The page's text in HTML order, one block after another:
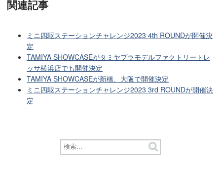
関連記事
ミニ四駆ステーションチャレンジ2023 4th ROUNDが開催決
定
TAMIYA SHOWCASEがタミヤプラモデルファクトリートレ
ッサ横浜店でも開催決定
TAMIYA SHOWCASEが新橋、大阪で開催決定
ミニ四駆ステーションチャレンジ2023 3rd ROUNDが開催決
定